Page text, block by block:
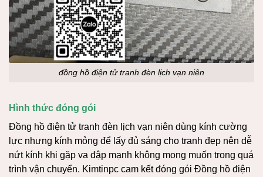
đồng hồ điện tử tranh đèn lịch vạn niên
Hình thức đóng gói
Đồng hồ điện tử tranh đèn lịch vạn niên dùng kính cường
lực nhưng kính mỏng để lấy đủ sáng cho tranh đẹp nên dễ
nứt kính khi gặp va đập mạnh không mong muốn trong quá
trình vận chuyển. Kimtinpc cam kết đóng gói Đồng hồ điện